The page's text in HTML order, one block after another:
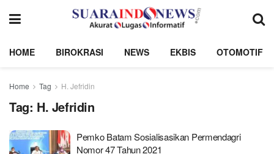
HOME BIROKRASI NEWS EKBIS OTOMOTIF
Home Tag H. Jefridin
Tag: H. Jefridin
Pemko Batam Sosialisasikan Permendagri
Nomor 47 Tahun 2021